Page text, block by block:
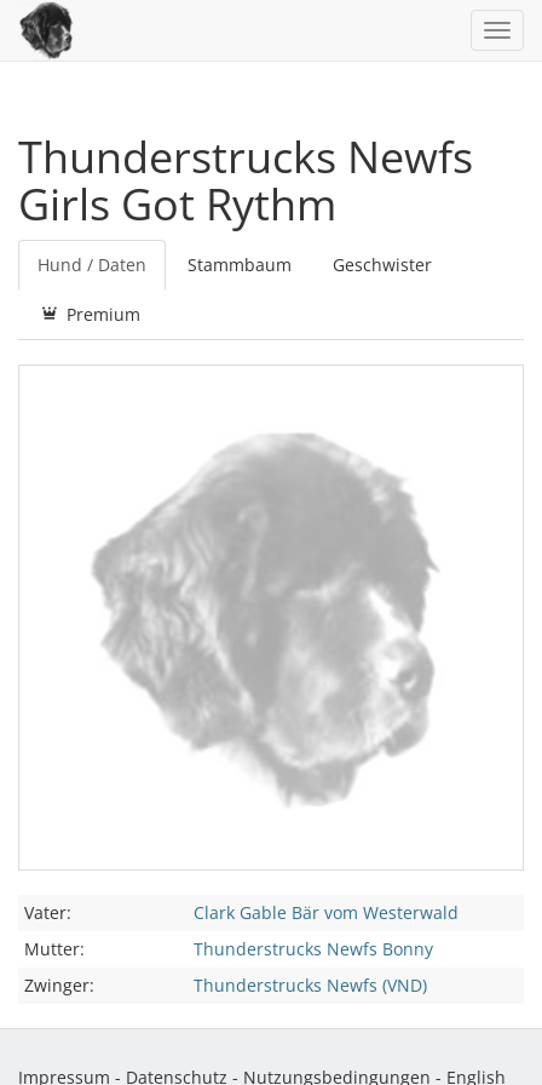
Thunderstrucks Newfs
Girls Got Rythm
Hund / Daten Stammbaum Geschwister
Premium
Vater:
Clark Gable Bär vom Westerwald
Mutter:
Thunderstrucks Newfs Bonny
Zwinger:
Thunderstrucks Newfs (VND)
Impressum - Datenschutz - Nutzungsbedingungen - English